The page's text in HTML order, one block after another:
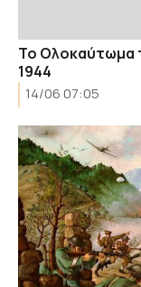
Το Ολοκαύτωμα
1944
14/06 07:05